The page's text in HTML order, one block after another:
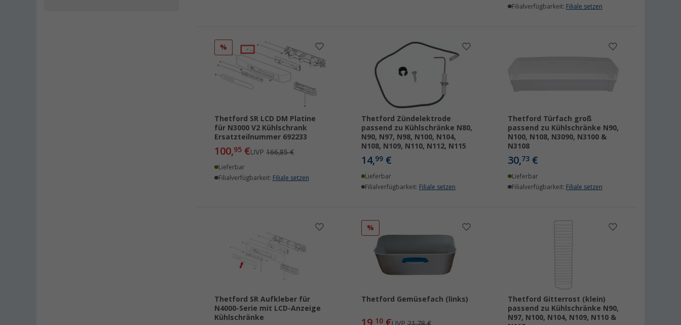
Filialverfügbarkeit: Filiale setzen
%
Thetford SR LCD DM Platine
für N3000 V2 Kühlschrank
Ersatzteilnummer 692233
100,95 €UVP166,85 €
Lieferbar
Filialverfügbarkeit: Filiale setzen
Thetford Zündelektrode
passend zu Kühlschränke N80,
N90, N97, N98, N100, N104,
N108, N109, N110, N112, N115
14,99€
Lieferbar
Filialverfügbarkeit: Filiale setzen
Thetford Türfach groß
passend zu Kühlschränke N90,
N100, N108, N3090, N3100 &
N3108
30,73 €
Lieferbar
Filialverfügbarkeit: Filiale setzen
Thetford SR Aufkleber für
N4000-Serie mit LCD-Anzeige
Kühlschränke
%
Thetford Gemüsefach (links)
19,10€
Thetford Gitterrost (klein)
passend zu Kühlschränke N90,
N97, N100, N104, N109, N110 &